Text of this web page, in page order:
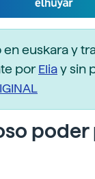
en euskara y
porEliay sin
poder